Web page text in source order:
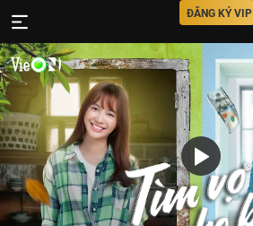
ĐĂNG KÝ VIP